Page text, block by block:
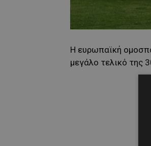
Η ευρωπαϊκή
μεγάλο τελικό της